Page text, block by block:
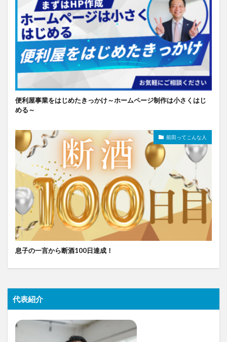
便利屋事業をはじめたきっかけ～ホームページ制作は小さくはじ
める～
前田ってこんな人
息子の一言から断酒100日達成！
代表紹介